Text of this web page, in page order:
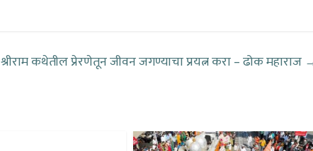
श्रीराम कथेतील प्रेरणेतून जीवन जगण्याचा प्रयत्न करा – ढोक महाराज